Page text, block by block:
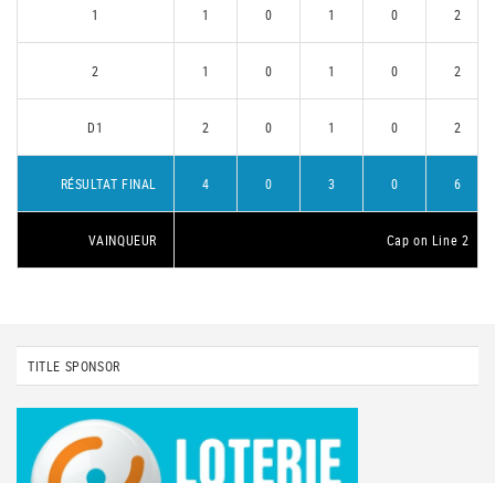
1 1 0 1 0 2
2 1 0 1 0 2
D1 2 0 1 0 2
RÉSULTAT FINAL 4 0 3 0 6
VAINQUEUR Cap on Line 2
TITLE SPONSOR